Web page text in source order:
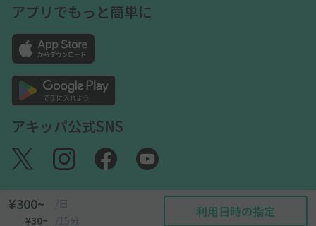
¥300~
/日
¥30~
/15分
利用日時の指定
アプリでもっと簡単に
アキッパ公式SNS
©akippa Inc. All Rights Reserved.